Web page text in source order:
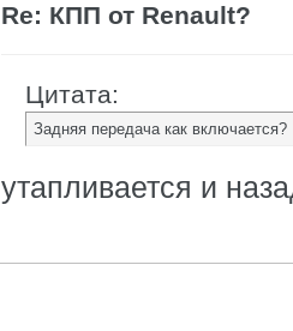
Re: КПП от Renault?
Цитата:
Задняя передача как включается?
утапливается и